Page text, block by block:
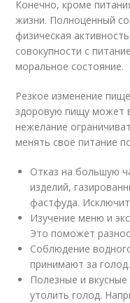
Конечно, кроме
жизни. Полноценный
физическая
совокупности с
моральное состояние.
Резкое изменение
здоровую пищу может
нежелание
менять своё питание
Отказ на большую
изделий,
фастфуда.
Изучение меню и
Это поможет
Соблюдение
принимают за голод.
Полезные и
утолить голод.